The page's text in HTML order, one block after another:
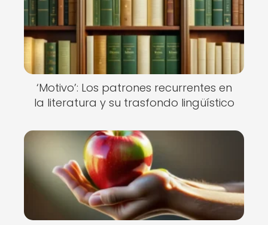
‘Motivo’: Los patrones recurrentes en
la literatura y su trasfondo lingüístico